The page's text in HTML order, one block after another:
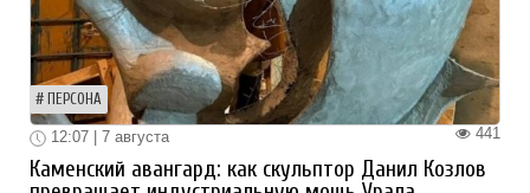
ПЕРСОНА
441
12:07 | 7 августа
Каменский авангард: как скульптор Данил Козлов